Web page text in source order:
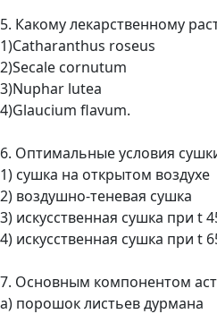
5. Какому лекарственному
1)Catharanthus roseus
2)Secale cornutum
3)Nuphar lutea
4)Glaucium flavum.
6. Оптимальные условия
1) сушка на открытом воздухе
2) воздушно-теневая сушка
3) искусственная сушка при t
4) искусственная сушка при t
7. Основным компонентом
а) порошок листьев дурмана